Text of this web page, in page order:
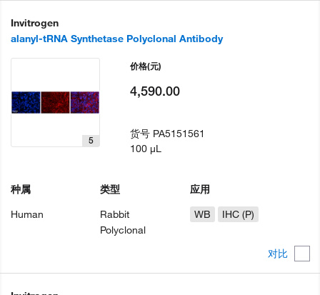
Invitrogen
alanyl-tRNA Synthetase Polyclonal Antibody
对比
5
种属
Human
类型
Rabbit
Polyclonal
应用
WB
IHC (P)
价格(元)
4,590.00
货号 PA5151561
100 µL